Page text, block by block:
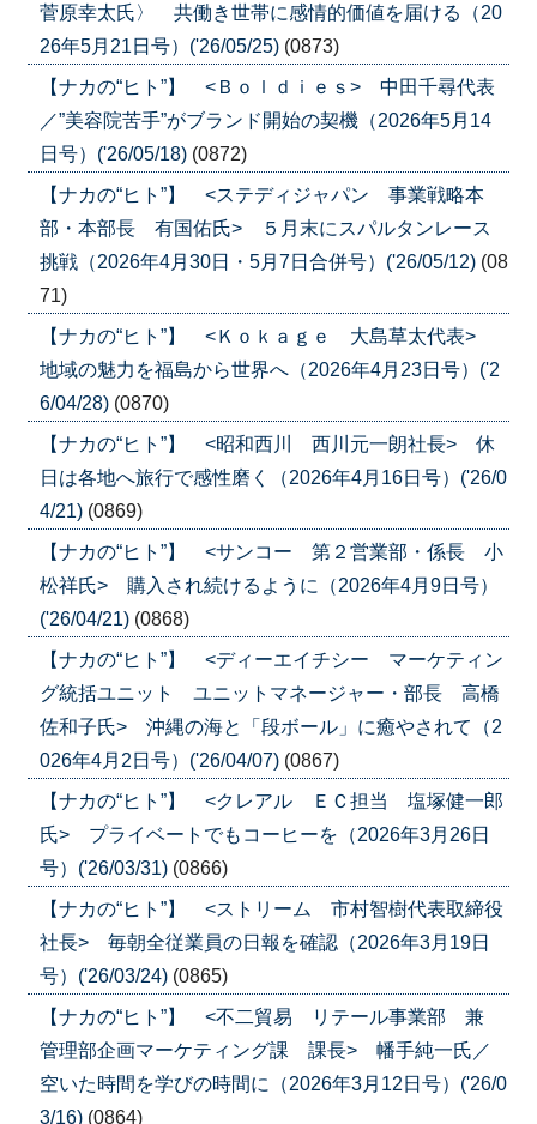
菅原幸太氏〉 共働き世帯に感情的価値を届ける（20
26年5月21日号）('26/05/25) (0873)
【ナカの“ヒト”】 <Ｂｏｌｄｉｅｓ> 中田千尋代表
／”美容院苦手”がブランド開始の契機（2026年5月14
日号）('26/05/18) (0872)
【ナカの“ヒト”】 <ステディジャパン 事業戦略本
部・本部長 有国佑氏> ５月末にスパルタンレース
挑戦（2026年4月30日・5月7日合併号）('26/05/12) (08
71)
【ナカの“ヒト”】 <Ｋｏｋａｇｅ 大島草太代表>
地域の魅力を福島から世界へ（2026年4月23日号）('2
6/04/28) (0870)
【ナカの“ヒト”】 <昭和西川 西川元一朗社長> 休
日は各地へ旅行で感性磨く（2026年4月16日号）('26/0
4/21) (0869)
【ナカの“ヒト”】 <サンコー 第２営業部・係長 小
松祥氏> 購入され続けるように（2026年4月9日号）
('26/04/21) (0868)
【ナカの“ヒト”】 <ディーエイチシー マーケティン
グ統括ユニット ユニットマネージャー・部長 高橋
佐和子氏> 沖縄の海と「段ボール」に癒やされて（2
026年4月2日号）('26/04/07) (0867)
【ナカの“ヒト”】 <クレアル ＥＣ担当 塩塚健一郎
氏> プライベートでもコーヒーを（2026年3月26日
号）('26/03/31) (0866)
【ナカの“ヒト”】 <ストリーム 市村智樹代表取締役
社長> 毎朝全従業員の日報を確認（2026年3月19日
号）('26/03/24) (0865)
【ナカの“ヒト”】 <不二貿易 リテール事業部 兼
管理部企画マーケティング課 課長> 幡手純一氏／
空いた時間を学びの時間に（2026年3月12日号）('26/0
3/16) (0864)